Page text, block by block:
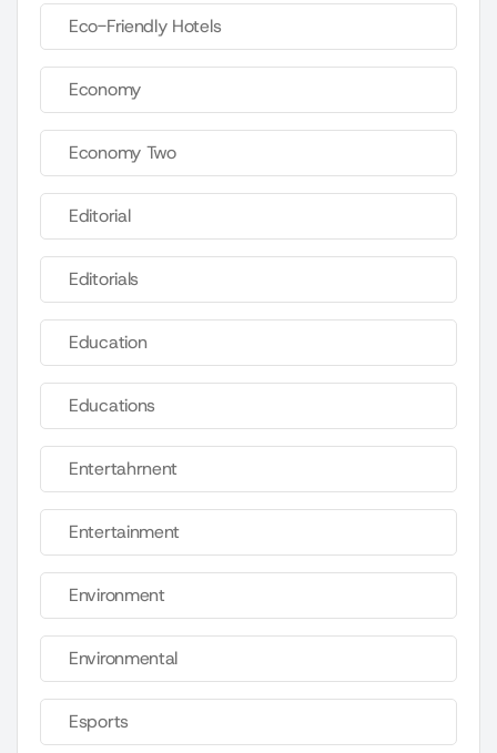
Eco-Friendly Hotels
Economy
Economy Two
Editorial
Editorials
Education
Educations
Entertahrnent
Entertainment
Environment
Environmental
Esports